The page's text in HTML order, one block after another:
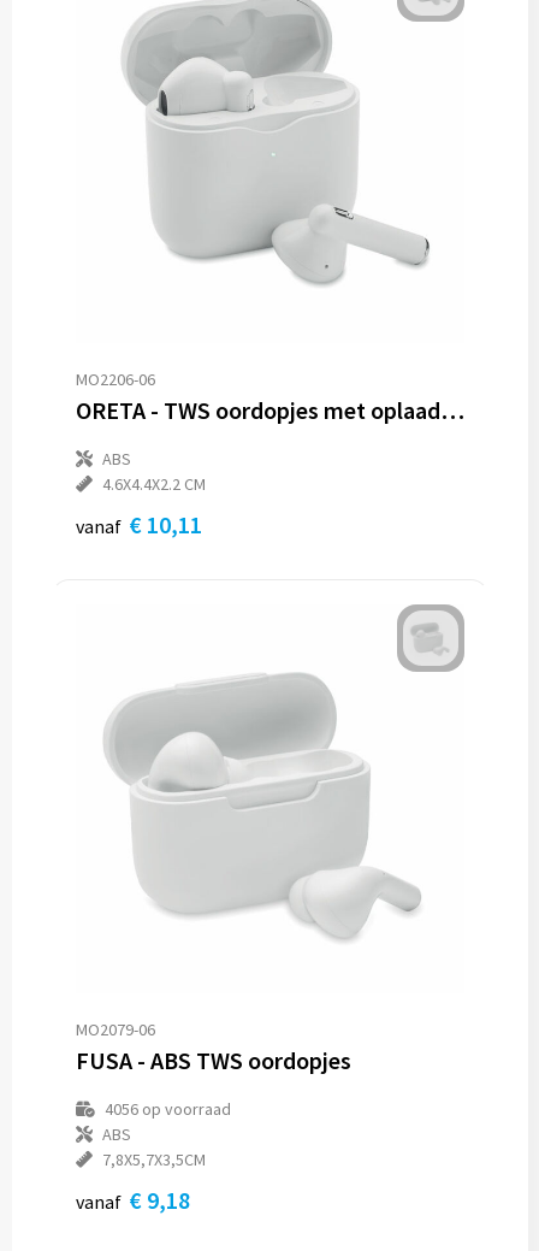
MO2206-06
ORETA - TWS oordopjes met oplaadbasis
ABS
4.6X4.4X2.2 CM
vanaf € 10,11
MO2079-06
FUSA - ABS TWS oordopjes
4056op voorraad
ABS
7,8X5,7X3,5CM
vanaf € 9,18